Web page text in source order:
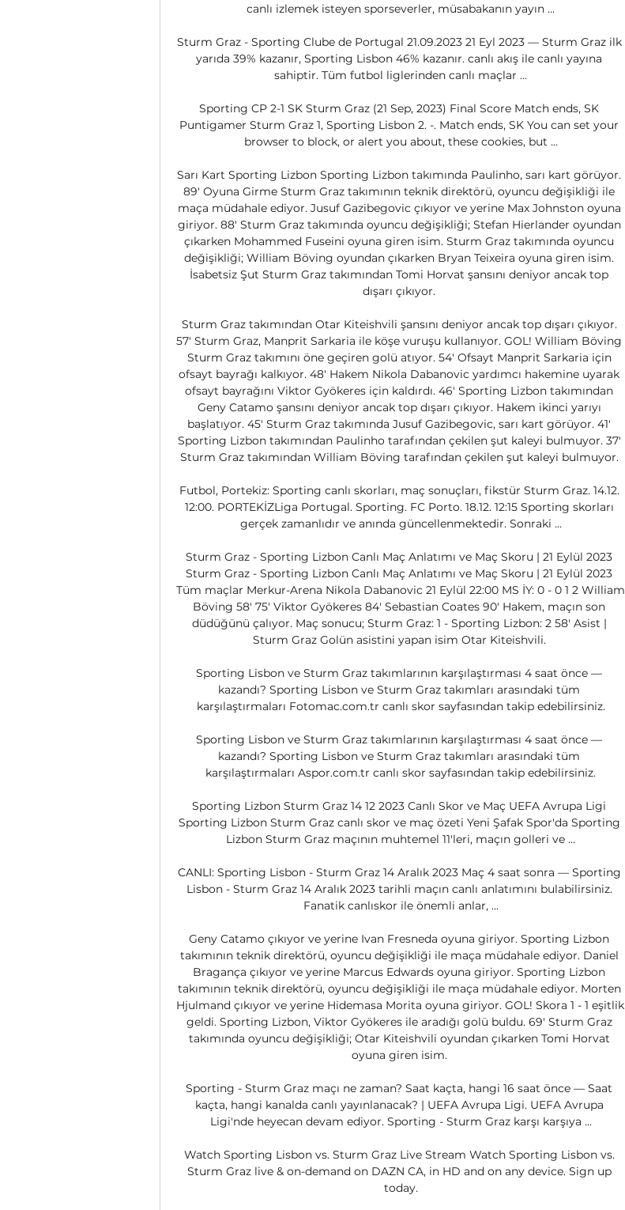
canlı izlemek isteyen sporseverler, müsabakanın yayın ...
Sturm Graz - Sporting Clube de Portugal 21.09.2023 21 Eyl 2023 — Sturm Graz ilk
yarıda 39% kazanır, Sporting Lisbon 46% kazanır. canlı akış ile canlı yayına
sahiptir. Tüm futbol liglerinden canlı maçlar ...
Sporting CP 2-1 SK Sturm Graz (21 Sep, 2023) Final Score Match ends, SK
Puntigamer Sturm Graz 1, Sporting Lisbon 2. -. Match ends, SK You can set your
browser to block, or alert you about, these cookies, but ...
Sarı Kart Sporting Lizbon Sporting Lizbon takımında Paulinho, sarı kart görüyor.
89' Oyuna Girme Sturm Graz takımının teknik direktörü, oyuncu değişikliği ile
maça müdahale ediyor. Jusuf Gazibegovic çıkıyor ve yerine Max Johnston oyuna
giriyor. 88' Sturm Graz takımında oyuncu değişikliği; Stefan Hierlander oyundan
çıkarken Mohammed Fuseini oyuna giren isim. Sturm Graz takımında oyuncu
değişikliği; William Böving oyundan çıkarken Bryan Teixeira oyuna giren isim.
İsabetsiz Şut Sturm Graz takımından Tomi Horvat şansını deniyor ancak top
dışarı çıkıyor.
Sturm Graz takımından Otar Kiteishvili şansını deniyor ancak top dışarı çıkıyor.
57' Sturm Graz, Manprit Sarkaria ile köşe vuruşu kullanıyor. GOL! William Böving
Sturm Graz takımını öne geçiren golü atıyor. 54' Ofsayt Manprit Sarkaria için
ofsayt bayrağı kalkıyor. 48' Hakem Nikola Dabanovic yardımcı hakemine uyarak
ofsayt bayrağını Viktor Gyökeres için kaldırdı. 46' Sporting Lizbon takımından
Geny Catamo şansını deniyor ancak top dışarı çıkıyor. Hakem ikinci yarıyı
başlatıyor. 45' Sturm Graz takımında Jusuf Gazibegovic, sarı kart görüyor. 41'
Sporting Lizbon takımından Paulinho tarafından çekilen şut kaleyi bulmuyor. 37'
Sturm Graz takımından William Böving tarafından çekilen şut kaleyi bulmuyor.
Futbol, Portekiz: Sporting canlı skorları, maç sonuçları, fikstür Sturm Graz. 14.12.
12:00. PORTEKİZLiga Portugal. Sporting. FC Porto. 18.12. 12:15 Sporting skorları
gerçek zamanlıdır ve anında güncellenmektedir. Sonraki ...
Sturm Graz - Sporting Lizbon Canlı Maç Anlatımı ve Maç Skoru | 21 Eylül 2023﻿
Sturm Graz - Sporting Lizbon Canlı Maç Anlatımı ve Maç Skoru | 21 Eylül 2023
Tüm maçlar Merkur-Arena Nikola Dabanovic 21 Eylül 22:00 MS İY: 0 - 0 1 2 William
Böving 58' 75' Viktor Gyökeres 84' Sebastian Coates 90' Hakem, maçın son
düdüğünü çalıyor. Maç sonucu; Sturm Graz: 1 - Sporting Lizbon: 2 58' Asist |
Sturm Graz Golün asistini yapan isim Otar Kiteishvili.
Sporting Lisbon ve Sturm Graz takımlarının karşılaştırması 4 saat önce —
kazandı? Sporting Lisbon ve Sturm Graz takımları arasındaki tüm
karşılaştırmaları Fotomac.com.tr canlı skor sayfasından takip edebilirsiniz.
Sporting Lisbon ve Sturm Graz takımlarının karşılaştırması 4 saat önce —
kazandı? Sporting Lisbon ve Sturm Graz takımları arasındaki tüm
karşılaştırmaları Aspor.com.tr canlı skor sayfasından takip edebilirsiniz.
Sporting Lizbon Sturm Graz 14 12 2023 Canlı Skor ve Maç UEFA Avrupa Ligi
Sporting Lizbon Sturm Graz canlı skor ve maç özeti Yeni Şafak Spor'da Sporting
Lizbon Sturm Graz maçının muhtemel 11'leri, maçın golleri ve ...
CANLI: Sporting Lisbon - Sturm Graz 14 Aralık 2023 Maç 4 saat sonra — Sporting
Lisbon - Sturm Graz 14 Aralık 2023 tarihli maçın canlı anlatımını bulabilirsiniz.
Fanatik canlıskor ile önemli anlar, ...
Geny Catamo çıkıyor ve yerine Ivan Fresneda oyuna giriyor. Sporting Lizbon
takımının teknik direktörü, oyuncu değişikliği ile maça müdahale ediyor. Daniel
Bragança çıkıyor ve yerine Marcus Edwards oyuna giriyor. Sporting Lizbon
takımının teknik direktörü, oyuncu değişikliği ile maça müdahale ediyor. Morten
Hjulmand çıkıyor ve yerine Hidemasa Morita oyuna giriyor. GOL! Skora 1 - 1 eşitlik
geldi. Sporting Lizbon, Viktor Gyökeres ile aradığı golü buldu. 69' Sturm Graz
takımında oyuncu değişikliği; Otar Kiteishvili oyundan çıkarken Tomi Horvat
oyuna giren isim.
Sporting - Sturm Graz maçı ne zaman? Saat kaçta, hangi 16 saat önce — Saat
kaçta, hangi kanalda canlı yayınlanacak? | UEFA Avrupa Ligi. UEFA Avrupa
Ligi'nde heyecan devam ediyor. Sporting - Sturm Graz karşı karşıya ...
Watch Sporting Lisbon vs. Sturm Graz Live Stream Watch Sporting Lisbon vs.
Sturm Graz live & on-demand on DAZN CA, in HD and on any device. Sign up
today.